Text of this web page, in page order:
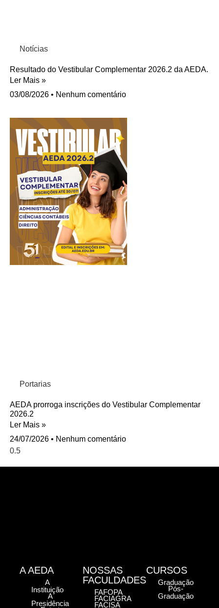
Notícias
Resultado do Vestibular Complementar 2026.2 da AEDA.
Ler Mais »
03/08/2026
Nenhum comentário
Portarias
AEDA prorroga inscrições do Vestibular Complementar
2026.2
Ler Mais »
24/07/2026
Nenhum comentário
A AEDA
A
Instituição
A
Presidência
NOSSAS
FACULDADES
FAFOPA
FACIAGRA
FACISA
CURSOS
Graduação
Pós-
Graduação